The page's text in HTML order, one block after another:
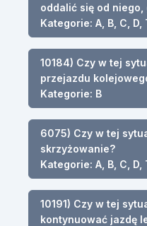
oddalić się od niego,
Kategorie: A, B, C, D,
10184) Czy w tej
przejazdu
Kategorie: B
6075) Czy w tej
skrzyżowanie?
Kategorie: A, B, C, D,
10191) Czy w tej
kontynuować jazdę